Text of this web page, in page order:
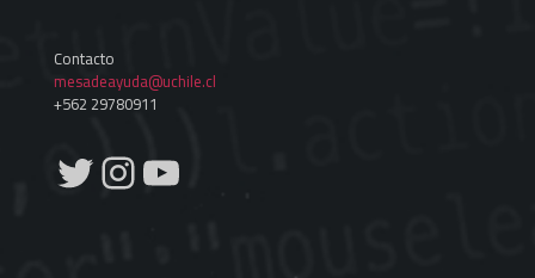
Contacto
mesadeayuda@uchile.cl
+562 29780911
Twitter
Instagram
YouTube